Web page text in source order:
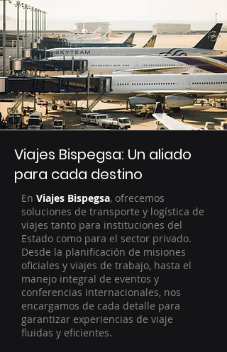
Viajes Bispegsa: Un aliado
para cada destino
En Viajes Bispegsa, ofrecemos
soluciones de transporte y logística de
viajes tanto para instituciones del
Estado como para el sector privado.
Desde la planificación de misiones
oficiales y viajes de trabajo, hasta el
manejo integral de eventos y
conferencias internacionales, nos
encargamos de cada detalle para
garantizar experiencias de viaje
fluidas y eficientes.